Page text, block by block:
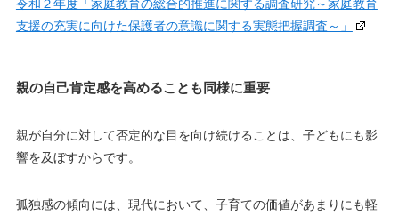
支援の充実に向けた保護者の意識に関する実態把握調査～」
親の自己肯定感を高めることも同様に重要
親が自分に対して否定的な目を向け続けることは、子どもにも影
響を及ぼすからです。
孤独感の傾向には、現代において、子育ての価値があまりにも軽